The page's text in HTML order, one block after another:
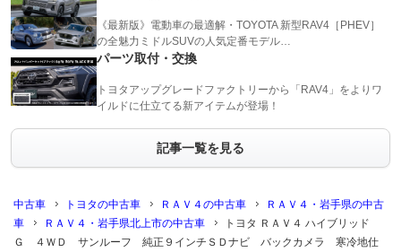
《最新版》電動車の最適解・TOYOTA 新型RAV4［PHEV］
の全魅力ミドルSUVの人気定番モデル…
パーツ取付・交換
トヨタアップグレードファクトリーから「RAV4」をよりワ
イルドに仕立てる新アイテムが登場！
記事一覧を見る
中古車 トヨタの中古車 ＲＡＶ４の中古車
ＲＡＶ４・岩手県の中古
車
ＲＡＶ４・岩手県北上市の中古車
トヨタ ＲＡＶ４ ハイブリッド
Ｇ ４ＷＤ サンルーフ 純正９インチＳＤナビ バックカメラ 寒冷地仕